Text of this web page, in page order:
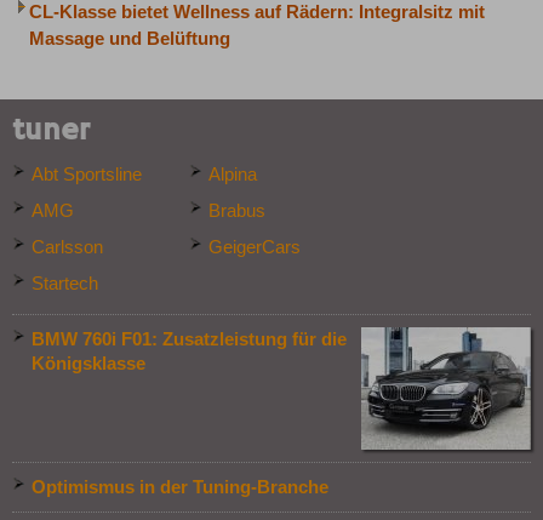
CL-Klasse bietet Wellness auf Rädern: Integralsitz mit
Massage und Belüftung
tuner
Abt Sportsline
Alpina
AMG
Brabus
Carlsson
GeigerCars
Startech
BMW 760i F01: Zusatzleistung für die
Königsklasse
Optimismus in der Tuning-Branche